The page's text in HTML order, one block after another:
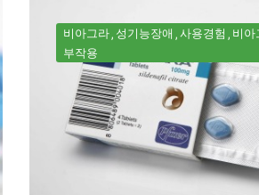
비아그라 성기능장애 사용경험
비아
부작용